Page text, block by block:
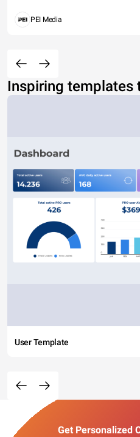
PEI Media
Inspiring templates
User Template
Get Personalized